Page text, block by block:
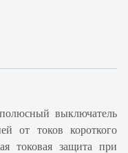
от токов короткого
токовая защита при